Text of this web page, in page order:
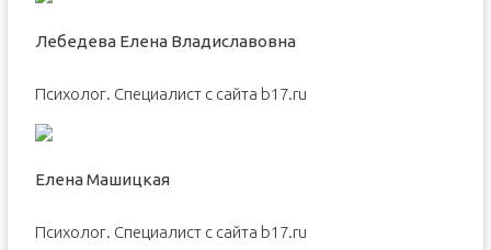
Лебедева Елена Владиславовна
Психолог. Специалист с сайта b17.ru
Елена Машицкая
Психолог. Специалист с сайта b17.ru